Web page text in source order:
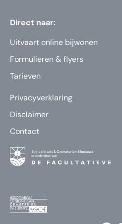
Direct naar:
Uitvaart online bijwonen
Formulieren & flyers
Tarieven
Privacyverklaring
Disclaimer
Contact